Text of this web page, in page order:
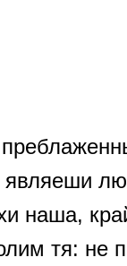
являеши
наша,
тя: не